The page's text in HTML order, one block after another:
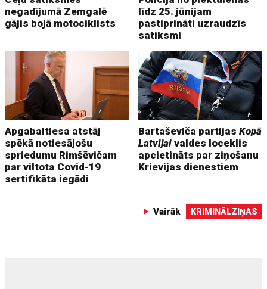
negadījumā Zemgalē
gājis bojā motociklists
līdz 25. jūnijam
pastiprināti uzraudzīs
satiksmi
Apgabaltiesa atstāj
spēkā notiesājošu
spriedumu Rimšēvičam
par viltota Covid-19
sertifikāta iegādi
Bartaševiča partijasKopā
Latvijai valdes loceklis
apcietināts par ziņošanu
Krievijas dienestiem
Vairāk KRIMINĀLZIŅAS